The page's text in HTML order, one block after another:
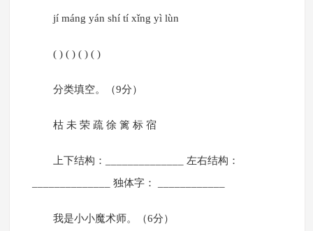
jí máng yán shí tí xǐng yì lùn
( ) ( ) ( ) ( )
分类填空。（9分）
枯 未 荣 疏 徐 篱 标 宿
上下结构：______________ 左右结构：
______________ 独体字： ____________
我是小小魔术师。（6分）